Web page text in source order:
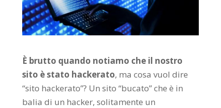
È brutto quando notiamo che il nostro
sito è stato hackerato, ma cosa vuol dire
“sito hackerato”? Un sito “bucato” che è in
balia di un hacker, solitamente un